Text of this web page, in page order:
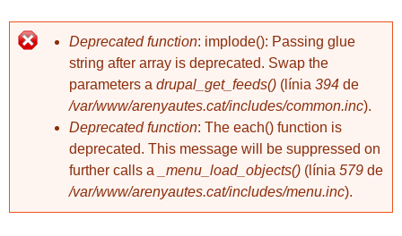
Deprecated function: implode(): Passing glue
string after array is deprecated. Swap the
parameters a drupal_get_feeds() (línia 394 de
/var/www/arenyautes.cat/includes/common.inc).
Deprecated function: The each() function is
deprecated. This message will be suppressed on
further calls a
_menu_load_objects() (línia 579 de
/var/www/arenyautes.cat/includes/menu.inc).